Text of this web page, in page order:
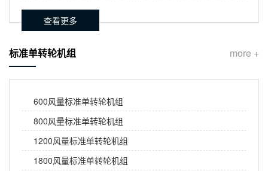
查看更多
more +
标准单转轮机组
600风量标准单转轮机组
800风量标准单转轮机组
1200风量标准单转轮机组
1800风量标准单转轮机组